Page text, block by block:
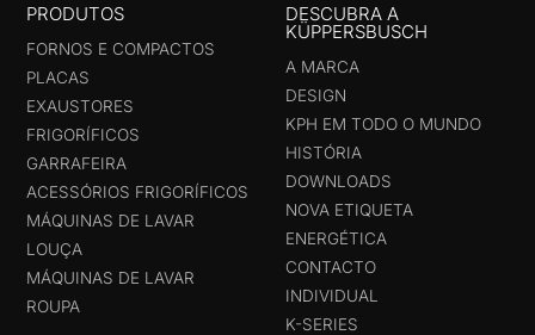
PRODUTOS
FORNOS E COMPACTOS
PLACAS
EXAUSTORES
FRIGORÍFICOS
GARRAFEIRA
ACESSÓRIOS FRIGORÍFICOS
MÁQUINAS DE LAVAR
LOUÇA
MÁQUINAS DE LAVAR
ROUPA
DESCUBRA A
KÜPPERSBUSCH
A MARCA
DESIGN
KPH EM TODO O MUNDO
HISTÓRIA
DOWNLOADS
NOVA ETIQUETA
ENERGÉTICA
CONTACTO
INDIVIDUAL
K-SERIES